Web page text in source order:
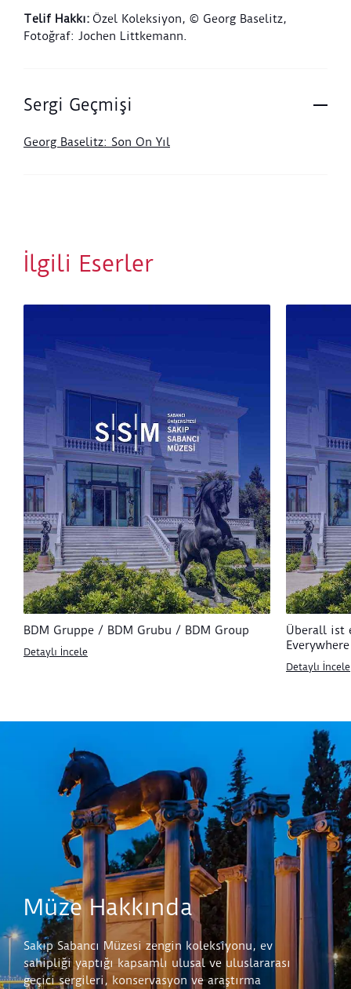
Telif Hakkı: Özel Koleksiyon, © Georg Baselitz,
Fotoğraf: Jochen Littkemann.
Sergi Geçmişi
Georg Baselitz: Son On Yıl
İlgili Eserler
BDM Gruppe / BDM Grubu / BDM Group
Detaylı İncele
Überall ist
Detaylı İncele
Müze Hakkında
Sakıp Sabancı Müzesi zengin koleksiyonu, ev
sahipliği yaptığı kapsamlı ulusal ve uluslararası
geçici sergileri, konservasyon ve araştırma